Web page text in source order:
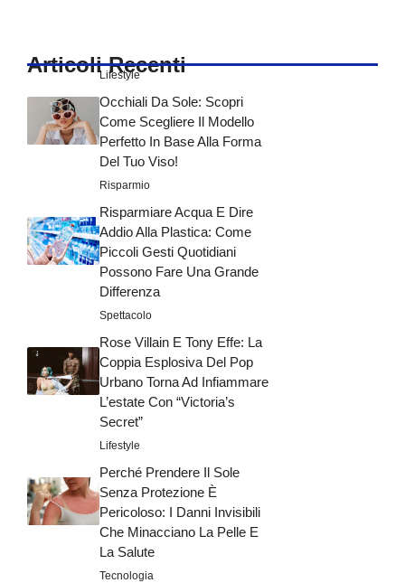
Articoli Recenti
Lifestyle
Occhiali Da Sole: Scopri
Come Scegliere Il Modello
Perfetto In Base Alla Forma
Del Tuo Viso!
Risparmio
Risparmiare Acqua E Dire
Addio Alla Plastica: Come
Piccoli Gesti Quotidiani
Possono Fare Una Grande
Differenza
Spettacolo
Rose Villain E Tony Effe: La
Coppia Esplosiva Del Pop
Urbano Torna Ad Infiammare
L’estate Con “Victoria’s
Secret”
Lifestyle
Perché Prendere Il Sole
Senza Protezione È
Pericoloso: I Danni Invisibili
Che Minacciano La Pelle E
La Salute
Tecnologia